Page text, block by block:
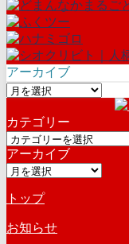
アーカイブ
ア
カ
イ
ブ
カテゴリー
カ
テ
ゴ
ー
アーカイブ
ア
カ
イ
ブ
トップ
お知らせ